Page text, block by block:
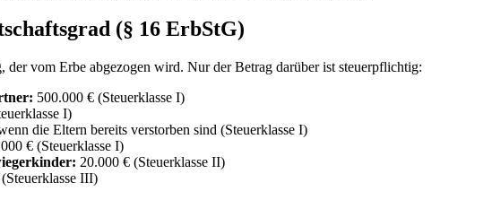
(§ 16 ErbStG)
der vom Erbe abgezogen wird. Nur der Betrag darüber ist steuerpflichtig:
500.000 € (Steuerklasse I)
I)
die Eltern bereits verstorben sind (Steuerklasse I)
€ (Steuerklasse I)
20.000 € (Steuerklasse II)
III)